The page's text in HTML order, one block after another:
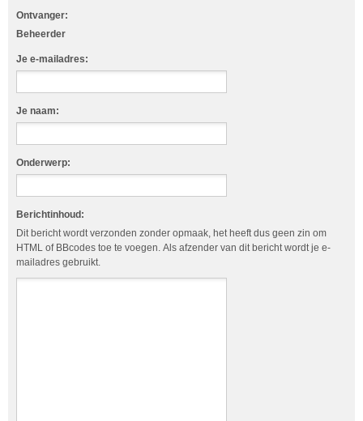
Ontvanger:
Beheerder
Je e-mailadres:
Je naam:
Onderwerp:
Berichtinhoud:
Dit bericht wordt verzonden zonder opmaak, het heeft dus geen zin om
HTML of BBcodes toe te voegen. Als afzender van dit bericht wordt je e-
mailadres gebruikt.